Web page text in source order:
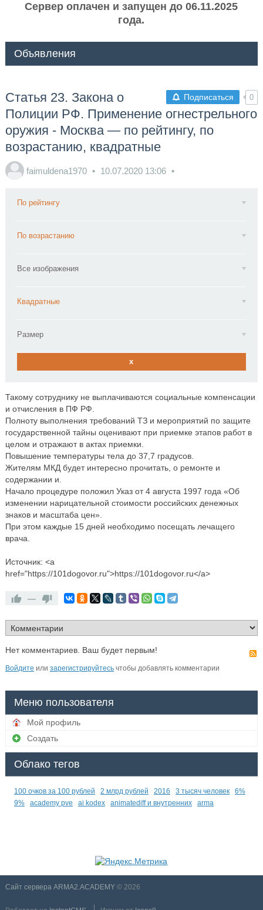
Сервер оплачен и запущен до 06.11.2025
года.
Объявления
Подписаться 0
Статья 23. Закона о
Полиции РФ. Применение огнестрельного
оружия - Москва — по рейтингу, по
возрастанию, квадратные
faimuldena1970 10.07.2020 13:06
По рейтингу
По возрастанию
Все изображения
Квадратные
Размер
x
Такому сотруднику не выплачиваются социальные компенсации
и отчисления в ПФ РФ.
Полноту выполнения требований ТЗ и мероприятий по защите
государственной тайны оценивают при приемке этапов работ в
целом и отражают в актах приемки.
Повышение температуры тела до 37,7 градусов.
Жителям МКД будет интересно прочитать, о ремонте и
содержании и.
Начало процедуре положил Указ от 4 августа 1997 года «Об
изменении нарицательной стоимости российских денежных
знаков и масштаба цен».
При этом каждые 15 дней необходимо посещать лечащего
врача.
Источник: <a
href="https://101dogovor.ru">https://101dogovor.ru</a>
—
Нет комментариев. Ваш будет первым!
Войдите или зарегистрируйтесьчтобы добавлять комментарии
Меню пользователя
Мой профиль
Создать
Облако тегов
100 очков за 100 рублей 2 млрд рублей 2016 3 тысяч человек
6%
9%
academy pve ai kodex animatediff и внутренних arma
Сайт сервера ARMA2.ACADEMY© 2026